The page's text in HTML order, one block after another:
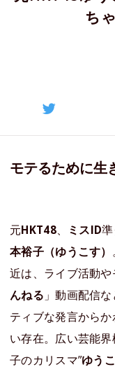
ち
モテるために生
元HKT48、 ミスID
本裕子（ゆうこす）
近は、ライブ活動
んねる 」動画配信
ティブな発言から
い存在。広い芸能
子のカリスマ”ゆう